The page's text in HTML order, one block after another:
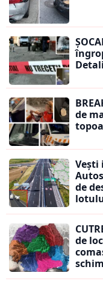
de
Vești
de
de